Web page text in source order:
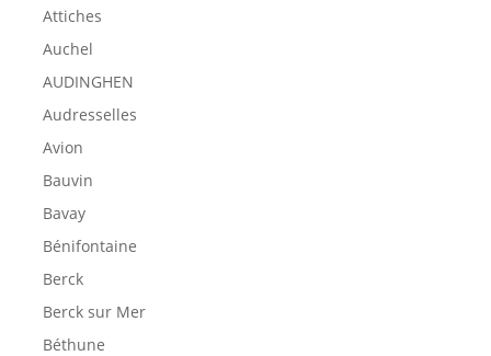
Attiches
Auchel
AUDINGHEN
Audresselles
Avion
Bauvin
Bavay
Bénifontaine
Berck
Berck sur Mer
Béthune